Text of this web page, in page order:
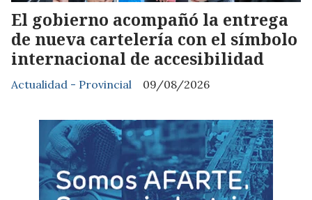
El gobierno acompañó la entrega
de nueva cartelería con el símbolo
internacional de accesibilidad
Actualidad - Provincial 09/08/2026